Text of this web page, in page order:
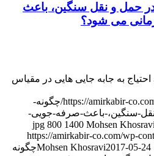
حمل و نقل سنگین، باعث
می شود؟
به جابه جایی هایی در مقیاس
https://amirkabir-co.com/wp-content/uploads/2017/05/چگونه-
سنگین،-باعث-صرفه-جویی-
800 1400 Mohsen Khosravi
https://amirkabir-co.com/wp-
Mohsen Khosravi2017-05-24
چگونه